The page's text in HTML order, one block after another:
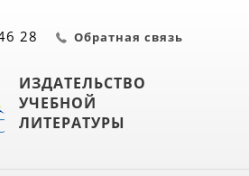
ИЗДАТЕЛЬСТВО
УЧЕБНОЙ
ЛИТЕРАТУРЫ
28 Обратная связь